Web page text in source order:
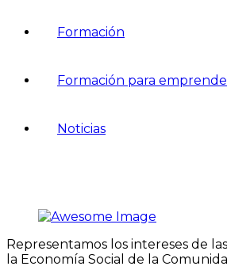
Formación
Formación para
Noticias
Representamos los intereses de
la Economía Social de la